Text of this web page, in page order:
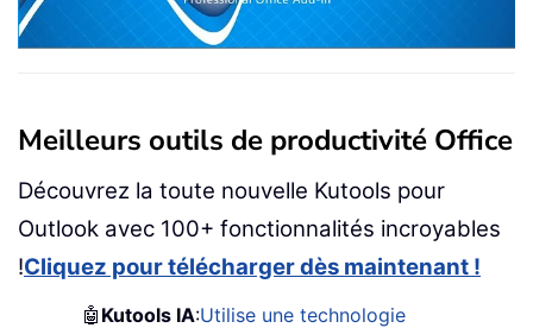
Meilleurs outils de productivité Office
Découvrez la toute nouvelle Kutools pour
Outlook avec 100+ fonctionnalités incroyables
!Cliquez pour télécharger dès maintenant !
🤖 Kutools IA:Utilise une technologie